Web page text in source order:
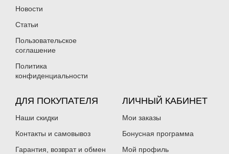
Новости
Статьи
Пользовательское
соглашение
Политика
конфиденциальности
ДЛЯ ПОКУПАТЕЛЯ
Наши скидки
Контакты и самовывоз
Гарантия, возврат и обмен
ЛИЧНЫЙ КАБИНЕТ
Мои заказы
Бонусная программа
Мой профиль